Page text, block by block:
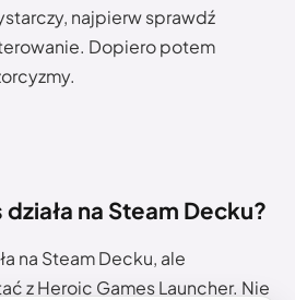
najpierw sprawdź
Dopiero potem
na Steam Decku?
na Steam Decku, ale
z Heroic Games Launcher. Nie